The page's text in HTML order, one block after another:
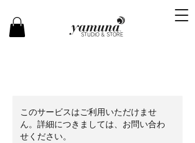
STUDIO & STORE
このサービスはご利用いただけませ
ん。詳細につきましては、お問い合わ
せください。